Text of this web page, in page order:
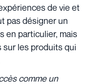
de vie et
pas désigner un
en particulier, mais
sur les produits qui
comme un